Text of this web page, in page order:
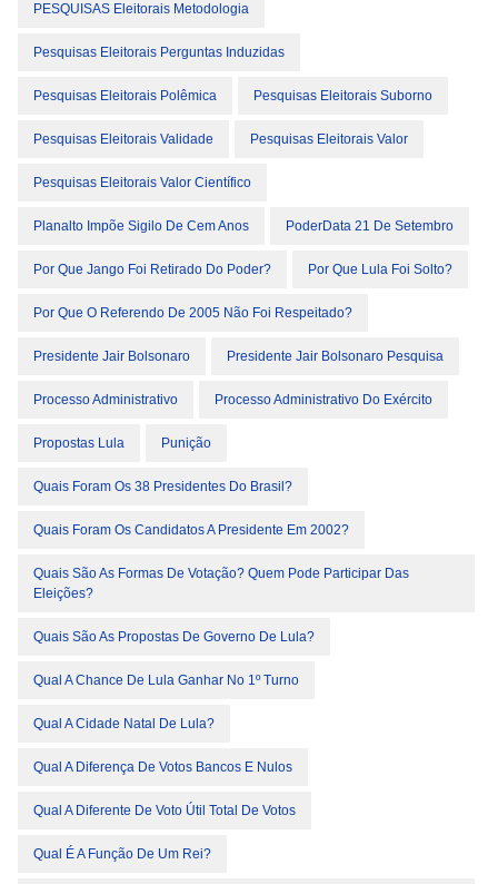
PESQUISAS Eleitorais Metodologia
Pesquisas Eleitorais Perguntas Induzidas
Pesquisas Eleitorais Polêmica Pesquisas Eleitorais Suborno
Pesquisas Eleitorais Validade Pesquisas Eleitorais Valor
Pesquisas Eleitorais Valor Científico
Planalto Impõe Sigilo De Cem Anos PoderData 21 De Setembro
Por Que Jango Foi Retirado Do Poder? Por Que Lula Foi Solto?
Por Que O Referendo De 2005 Não Foi Respeitado?
Presidente Jair Bolsonaro Presidente Jair Bolsonaro Pesquisa
Processo Administrativo Processo Administrativo Do Exército
Propostas Lula Punição
Quais Foram Os 38 Presidentes Do Brasil?
Quais Foram Os Candidatos A Presidente Em 2002?
Quais São As Formas De Votação? Quem Pode Participar Das
Eleições?
Quais São As Propostas De Governo De Lula?
Qual A Chance De Lula Ganhar No 1º Turno
Qual A Cidade Natal De Lula?
Qual A Diferença De Votos Bancos E Nulos
Qual A Diferente De Voto Útil Total De Votos
Qual É A Função De Um Rei?